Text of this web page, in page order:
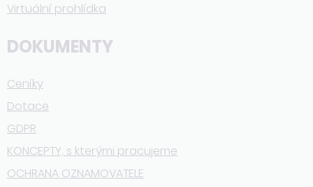
Virtuální prohlídka
DOKUMENTY
Ceníky
Dotace
GDPR
KONCEPTY, s kterými pracujeme
OCHRANA OZNAMOVATELE